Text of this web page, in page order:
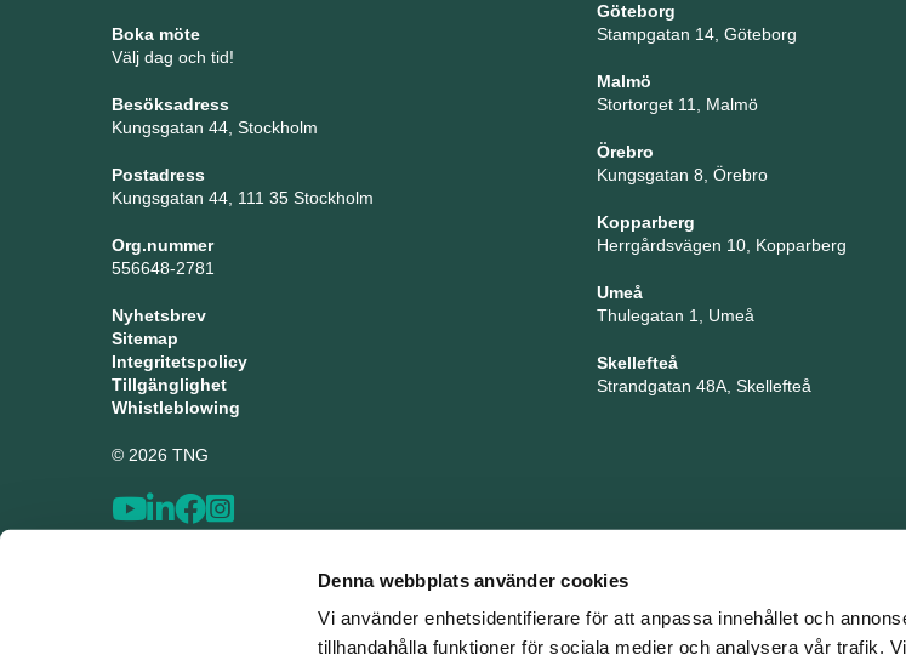
Denna webbplats använder cookies
Vi använder enhetsidentifierare för att anpassa innehållet och
tillhandahålla funktioner för sociala medier och analysera vår trafik.
Boka möte
Välj dag och tid!
Besöksadress
Kungsgatan 44, Stockholm
Postadress
Kungsgatan 44, 111 35 Stockholm
Org.nummer
556648-2781
Nyhetsbrev
Sitemap
Integritetspolicy
Tillgänglighet
Whistleblowing
© 2026 TNG
Göteborg
Stampgatan 14, Göteborg
Malmö
Stortorget 11, Malmö
Örebro
Kungsgatan 8, Örebro
Kopparberg
Herrgårdsvägen 10, Kopparberg
Umeå
Thulegatan 1, Umeå
Skellefteå
Strandgatan 48A, Skellefteå